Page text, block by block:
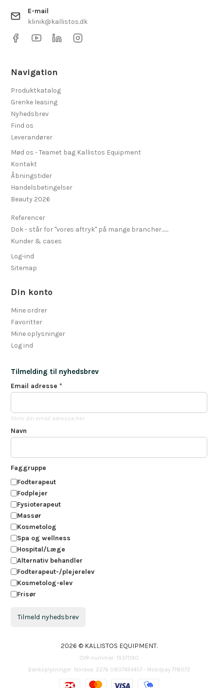
E-mail
klinik@kallistos.dk
Navigation
Produktkatalog
Grenke leasing
Nyhedsbrev
Find os
Leverandører
Mød os - Teamet bag Kallistos Equipment
Kontakt
Åbningstider
Handelsbetingelser
Beauty 2026
Referencer
Dok - står for "vores aftryk" på mange brancher.......
Kunder & cases
Log-ind
Sitemap
Din konto
Mine ordrer
Favoritter
Mine oplysninger
Log ind
Tilmelding til nyhedsbrev
Email adresse*
Skriv din email adresse her
Navn
Faggruppe
Fodterapeut
Fodplejer
Fysioterapeut
Massør
Kosmetolog
Spa og wellness
Hospital/Læge
Alternativ behandler
Fodterapeut-/plejerelev
Kosmetolog-elev
Frisør
Tilmeld nyhedsbrev
2026 © KALLISTOS EQUIPMENT.
CVR-nummer: 19371190
Bankoplysninger: Nordea: 2276 0807494457 - Mobilpay 778072